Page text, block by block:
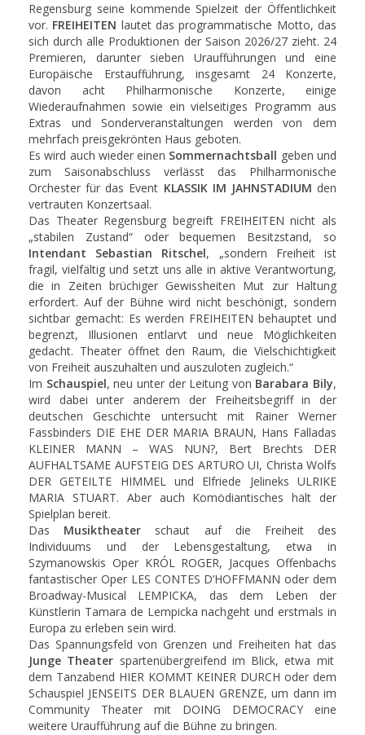
Regensburg seine kommende Spielzeit der Öffentlichkeit
vor. FREIHEITEN lautet das programmatische Motto, das
sich durch alle Produktionen der Saison 2026/27 zieht. 24
Premieren, darunter sieben Uraufführungen und eine
Europäische Erstaufführung, insgesamt 24 Konzerte,
davon acht Philharmonische Konzerte, einige
Wiederaufnahmen sowie ein vielseitiges Programm aus
Extras und Sonderveranstaltungen werden von dem
mehrfach preisgekrönten Haus geboten.
Es wird auch wieder einen Sommernachtsball geben und
zum Saisonabschluss verlässt das Philharmonische
Orchester für das Event KLASSIK IM JAHNSTADIUM den
vertrauten Konzertsaal.
Das Theater Regensburg begreift FREIHEITEN nicht als
„stabilen Zustand“ oder bequemen Besitzstand, so
Intendant Sebastian Ritschel, „sondern Freiheit ist
fragil, vielfältig und setzt uns alle in aktive Verantwortung,
die in Zeiten brüchiger Gewissheiten Mut zur Haltung
erfordert. Auf der Bühne wird nicht beschönigt, sondern
sichtbar gemacht: Es werden FREIHEITEN behauptet und
begrenzt, Illusionen entlarvt und neue Möglichkeiten
gedacht. Theater öffnet den Raum, die Vielschichtigkeit
von Freiheit auszuhalten und auszuloten zugleich.“
Im Schauspiel, neu unter der Leitung von Barabara Bily,
wird dabei unter anderem der Freiheitsbegriff in der
deutschen Geschichte untersucht mit Rainer Werner
Fassbinders DIE EHE DER MARIA BRAUN, Hans Falladas
KLEINER MANN – WAS NUN?, Bert Brechts DER
AUFHALTSAME AUFSTEIG DES ARTURO UI, Christa Wolfs
DER GETEILTE HIMMEL und Elfriede Jelineks ULRIKE
MARIA STUART. Aber auch Komödiantisches hält der
Spielplan bereit.
Das Musiktheater schaut auf die Freiheit des
Individuums und der Lebensgestaltung, etwa in
Szymanowskis Oper KRÓL ROGER, Jacques Offenbachs
fantastischer Oper LES CONTES D’HOFFMANN oder dem
Broadway-Musical LEMPICKA, das dem Leben der
Künstlerin Tamara de Lempicka nachgeht und erstmals in
Europa zu erleben sein wird.
Das Spannungsfeld von Grenzen und Freiheiten hat das
Junge Theater spartenübergreifend im Blick, etwa mit
dem Tanzabend HIER KOMMT KEINER DURCH oder dem
Schauspiel JENSEITS DER BLAUEN GRENZE, um dann im
Community Theater mit DOING DEMOCRACY eine
weitere Uraufführung auf die Bühne zu bringen.